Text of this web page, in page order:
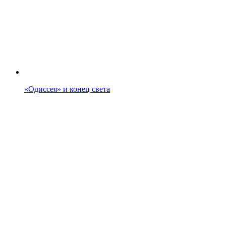
«Одиссея» и конец света